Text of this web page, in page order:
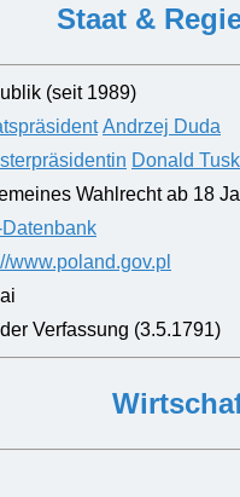
Staat &
(seit 1989)
Andrzej Duda
Donald Tusk
Wahlrecht ab 18
www.poland.gov.pl
Verfassung (3.5.1791)